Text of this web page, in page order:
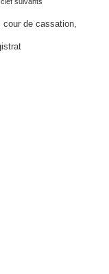
de cassation,